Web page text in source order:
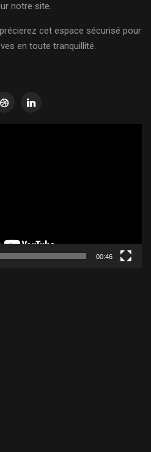
notre site.
cet espace sécurisé pour
en toute tranquillité.
00:46